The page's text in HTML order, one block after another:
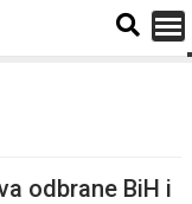
odbrane BiH i